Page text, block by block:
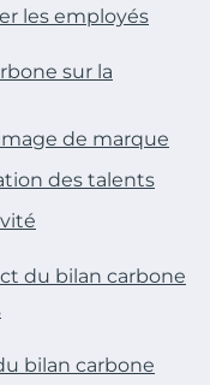
les employés
sur la
de marque
des talents
du bilan carbone
bilan carbone